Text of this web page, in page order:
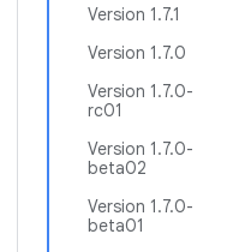
Version 1.7.1
Version 1.7.0
Version 1.7.0-
rc01
Version 1.7.0-
beta02
Version 1.7.0-
beta01